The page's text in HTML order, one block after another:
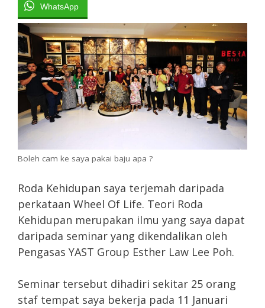
WhatsApp
Boleh cam ke saya pakai baju apa ?
Roda Kehidupan saya terjemah daripada
perkataan Wheel Of Life. Teori Roda
Kehidupan merupakan ilmu yang saya dapat
daripada seminar yang dikendalikan oleh
Pengasas YAST Group Esther Law Lee Poh.
Seminar tersebut dihadiri sekitar 25 orang
staf tempat saya bekerja pada 11 Januari